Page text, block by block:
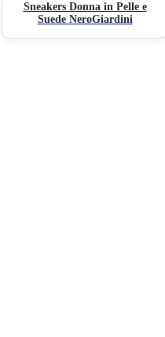
Sneakers Donna in Pelle e
Suede NeroGiardini